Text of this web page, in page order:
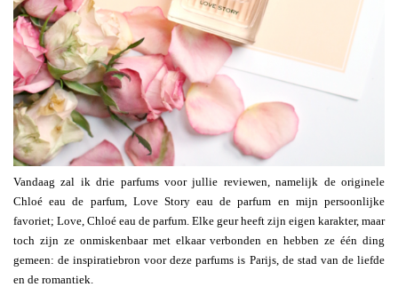
Vandaag zal ik drie parfums voor jullie reviewen, namelijk de originele
Chloé eau de parfum, Love Story eau de parfum en mijn persoonlijke
favoriet; Love, Chloé eau de parfum. Elke geur heeft zijn eigen karakter, maar
toch zijn ze onmiskenbaar met elkaar verbonden en hebben ze één ding
gemeen: de inspiratiebron voor deze parfums is Parijs, de stad van de liefde
en de romantiek.